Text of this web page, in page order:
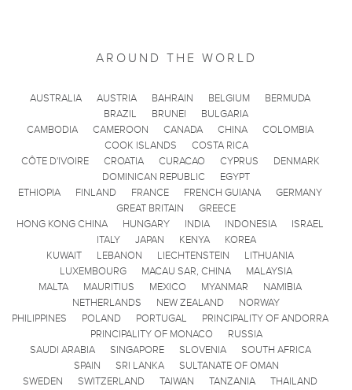
AROUND THE WORLD
AUSTRALIA AUSTRIA BAHRAIN BELGIUM
BERMUDA
BRAZIL
BRUNEI
BULGARIA
CAMBODIA
CAMEROON CANADA CHINA
COLOMBIA
COOK ISLANDS
COSTA RICA
CÔTE D'IVOIRE
CROATIA CURACAO CYPRUS
DENMARK
DOMINICAN REPUBLIC
EGYPT
ETHIOPIA
FINLAND FRANCE FRENCH GUIANA
GERMANY
GREAT BRITAIN
GREECE
HONG KONG CHINA
HUNGARY INDIA INDONESIA
ISRAEL
ITALY
JAPAN KENYA
KOREA
KUWAIT
LEBANON LIECHTENSTEIN
LITHUANIA
LUXEMBOURG
MACAU SAR, CHINA
MALAYSIA
MALTA
MAURITIUS MEXICO MYANMAR
NAMIBIA
NETHERLANDS
NEW ZEALAND
NORWAY
PHILIPPINES
POLAND PORTUGAL
PRINCIPALITY OF ANDORRA
PRINCIPALITY OF MONACO
RUSSIA
SAUDI ARABIA
SINGAPORE SLOVENIA
SOUTH AFRICA
SPAIN
SRI LANKA
SULTANATE OF OMAN
SWEDEN
SWITZERLAND TAIWAN TANZANIA THAILAND